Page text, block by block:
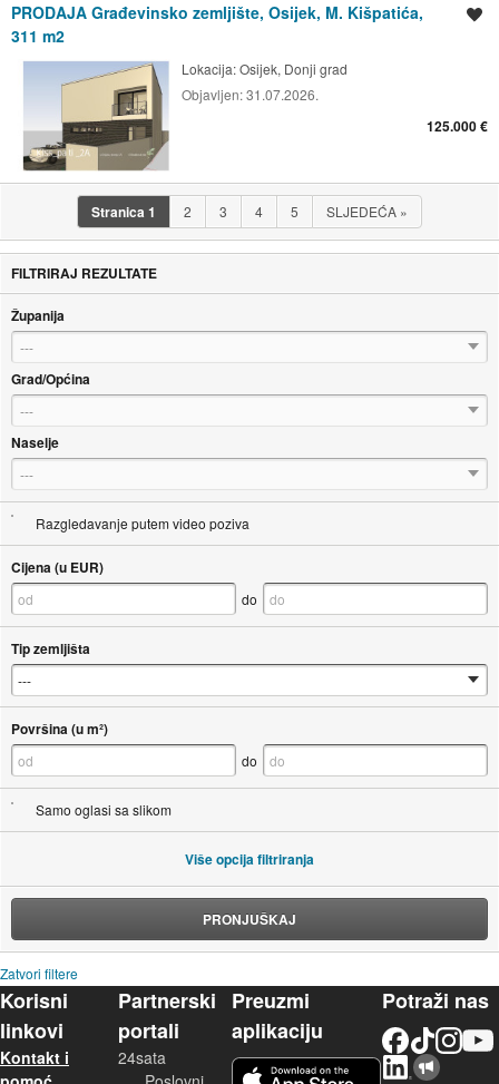
PRODAJA Građevinsko zemljište, Osijek, M. Kišpatića,
311 m2
Lokacija:Osijek, Donji grad
Objavljen:31.07.2026.
125.000 €
Stranica1 2 3 4 5 SLJEDEĆA »
FILTRIRAJ REZULTATE
Županija
---
Grad/Općina
---
Naselje
---
Razgledavanje putem video poziva
Cijena (u EUR)
do
Tip zemljišta
Površina (u m²)
do
Samo oglasi sa slikom
Više opcija filtriranja
PRONJUŠKAJ
Zatvori filtere
Korisni
linkovi
Kontakt i
Partnerski
portali
24sata
Preuzmi
aplikaciju
Potraži nas